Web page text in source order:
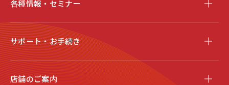
各種情報・セミナー
サポート・お手続き
店舗のご案内